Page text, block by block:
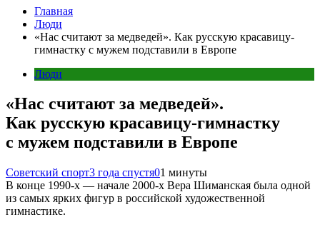
Главная
Люди
«Нас считают за медведей». Как русскую красавицу-
гимнастку с мужем подставили в Европе
Люди
«Нас считают за медведей».
Как русскую красавицу-гимнастку
с мужем подставили в Европе
Советский спорт3 года спустя01 минуты
В конце 1990-х — начале 2000-х Вера Шиманская была одной
из самых ярких фигур в российской художественной
гимнастике.